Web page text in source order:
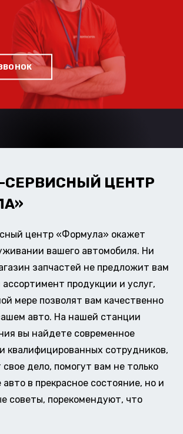
СЕРВИСНЫЙ ЦЕНТР
центр «Формула» окажет
вашего автомобиля. Ни
запчастей не предложит вам
продукции и услуг,
мере позволят вам качественно
авто. На нашей станции
вы найдете современное
квалифицированных сотрудников,
дело, помогут вам не только
в прекрасное состояние, но и
советы, порекомендуют, что